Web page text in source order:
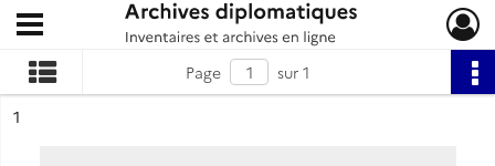
Archives diplomatiques
Ouvrir le menu déroulant
Page
sur 1
n°
1